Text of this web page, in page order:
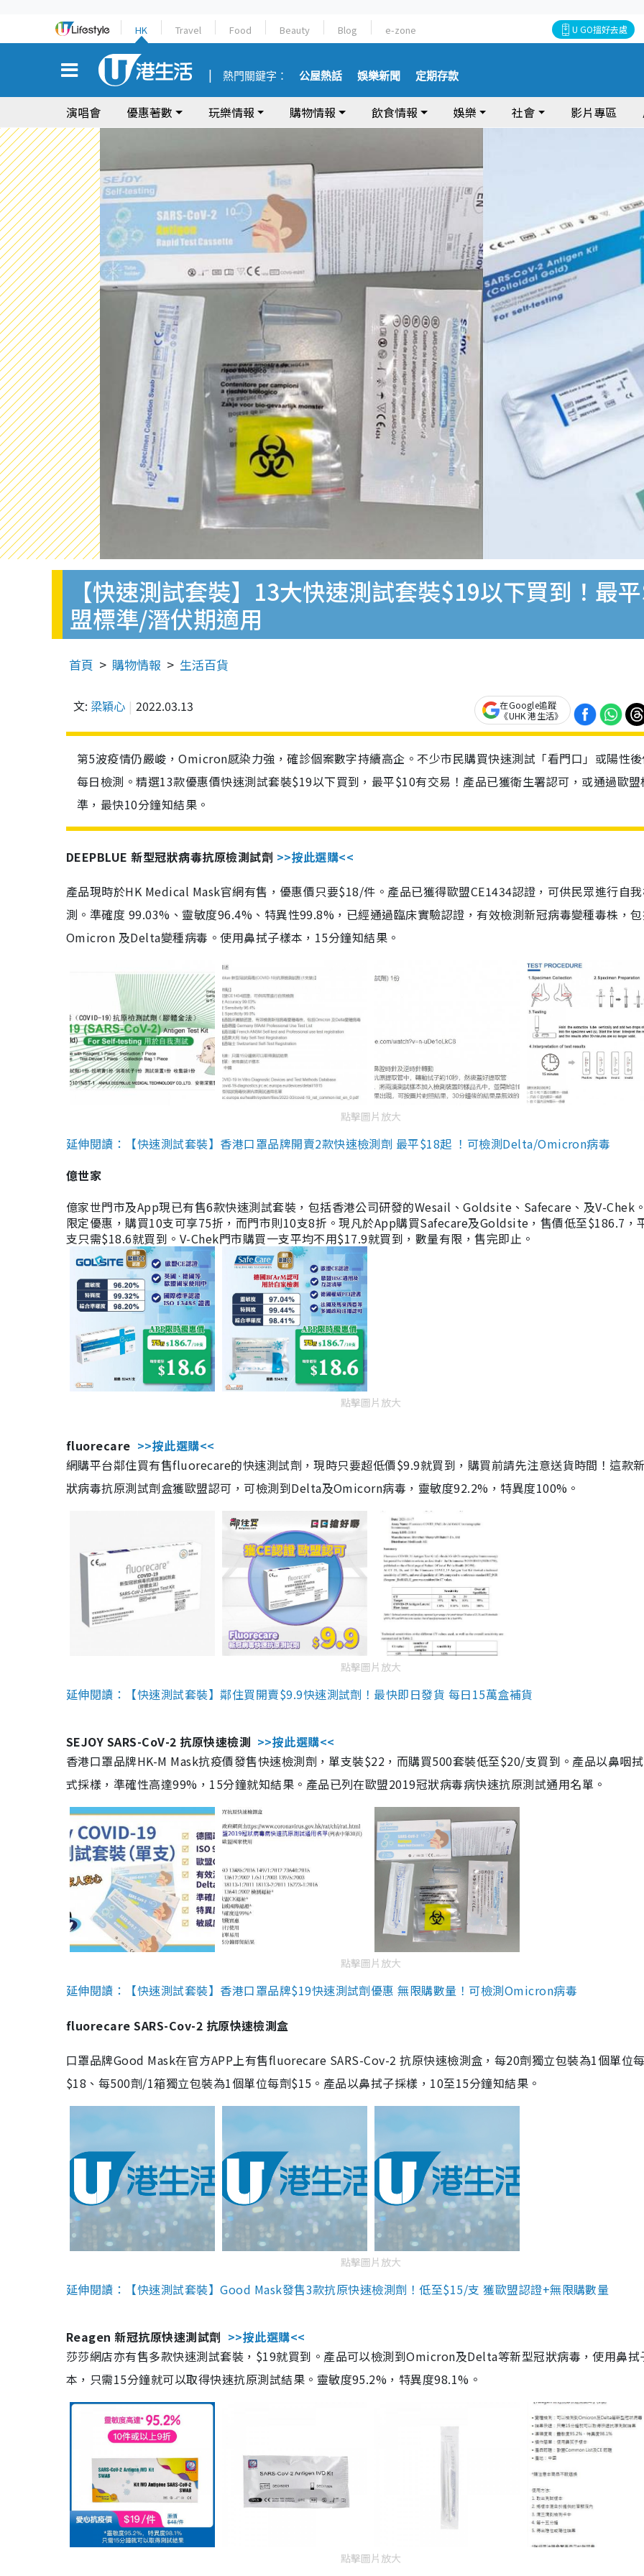
HK Travel Food Beauty Blog e-zone U GO搵好去處
熱門關鍵字： 公屋熱話 娛樂新聞 定期存款
演唱會 優惠著數 玩樂情報 購物情報 飲食情報 娛樂 社會 影片專區
【快速測試套裝】13大快速測試套裝$19以下買到！最
盟標準/潛伏期適用
首頁 購物情報 生活百貨
文: 梁穎心 2022.03.13
在Google追蹤
《UHK 港生活》
第5波疫情仍嚴峻，Omicron感染力強，確診個案數字持續高企。不少市民購買快速測試「看門口」或陽性
每日檢測。精選13款優惠價快速測試套裝$19以下買到，最平$10有交易！產品已獲衛生署認可，或通過歐盟
準，最快10分鐘知結果。
DEEPBLUE 新型冠狀病毒抗原檢測試劑 >>按此選購<<
產品現時於HK Medical Mask官網有售，優惠價只要$18/件。產品已獲得歐盟CE1434認證，可供民眾進行自
測。準確度 99.03%、靈敏度96.4%、特異性99.8%，已經通過臨床實驗認證，有效檢測新冠病毒變種毒株，
Omicron 及Delta變種病毒。使用鼻拭子樣本，15分鐘知結果。
點擊圖片放大
延伸閱讀：【快速測試套裝】香港口罩品牌開賣2款快速檢測劑 最平$18起 ！可檢測Delta/Omicron病毒
億世家
億家世門市及App現已有售6款快速測試套裝，包括香港公司研發的Wesail、Goldsite、Safecare、及V-Chek
限定優惠，購買10支可享75折，而門市則10支8折。現凡於App購買Safecare及Goldsite，售價低至$186.7，
支只需$18.6就買到。V-Chek門市購買一支平均不用$17.9就買到，數量有限，售完即止。
點擊圖片放大
fluorecare >>按此選購<<
網購平台鄰住買有售fluorecare的快速測試劑，現時只要超低價$9.9就買到，購買前請先注意送貨時間！這款
狀病毒抗原測試劑盒獲歐盟認可，可檢測到Delta及Omicorn病毒，靈敏度92.2%，特異度100%。
點擊圖片放大
延伸閱讀：【快速測試套裝】鄰住買開賣$9.9快速測試劑！最快即日發貨 每日15萬盒補貨
SEJOY SARS-CoV-2 抗原快速檢測 >>按此選購<<
香港口罩品牌HK-M Mask抗疫價發售快速檢測劑，單支裝$22，而購買500套裝低至$20/支買到。產品以鼻咽
式採樣，準確性高達99%，15分鐘就知結果。產品已列在歐盟2019冠狀病毒病快速抗原測試通用名單。
點擊圖片放大
延伸閱讀：【快速測試套裝】香港口罩品牌$19快速測試劑優惠 無限購數量！可檢測Omicron病毒
fluorecare SARS-Cov-2 抗原快速檢測盒
口罩品牌Good Mask在官方APP上有售fluorecare SARS-Cov-2 抗原快速檢測盒，每20劑獨立包裝為1個單位
$18、每500劑/1箱獨立包裝為1個單位每劑$15。產品以鼻拭子採樣，10至15分鐘知結果。
點擊圖片放大
延伸閱讀：【快速測試套裝】Good Mask發售3款抗原快速檢測劑！低至$15/支 獲歐盟認證+無限購數量
Reagen 新冠抗原快速測試劑 >>按此選購<<
莎莎網店亦有售多款快速測試套裝，$19就買到。產品可以檢測到Omicron及Delta等新型冠狀病毒，使用鼻拭
本，只需15分鐘就可以取得快速抗原測試結果。靈敏度95.2%，特異度98.1%。
點擊圖片放大